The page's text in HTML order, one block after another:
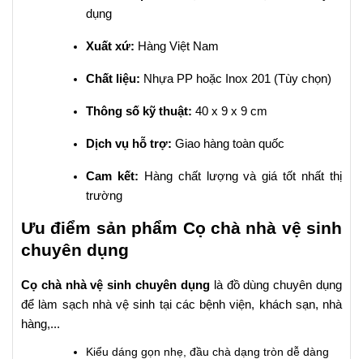
dụng
Xuất xứ: Hàng Việt Nam
Chất liệu: Nhựa PP hoặc Inox 201 (Tùy chọn)
Thông số kỹ thuật: 40 x 9 x 9 cm
Dịch vụ hỗ trợ: Giao hàng toàn quốc
Cam kết:
Hàng chất lượng và giá tốt nhất thị
trường
Ưu điểm sản phẩm Cọ chà nhà vệ sinh
chuyên dụng
Cọ chà nhà vệ sinh chuyên dụng là đồ dùng chuyên dụng
để làm sạch nhà vệ sinh tại các bệnh viện, khách sạn, nhà
hàng,...
Kiểu dáng gọn nhẹ, đầu chà dạng tròn dễ dàng